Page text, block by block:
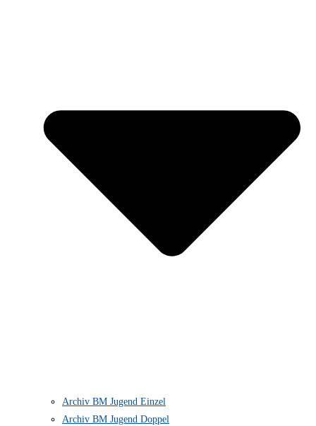
Archiv BM Jugend Einzel
Archiv BM Jugend Doppel